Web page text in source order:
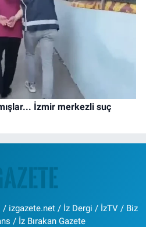
İzmir merkezli suç
/ izgazete.net / İz Dergi / İzTV / Biz
/ İz Bırakan Gazete